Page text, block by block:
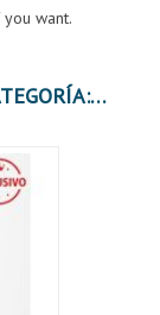
want.
30 PRODUCTOS MÁS EN LA MISMA CATEGORÍA: